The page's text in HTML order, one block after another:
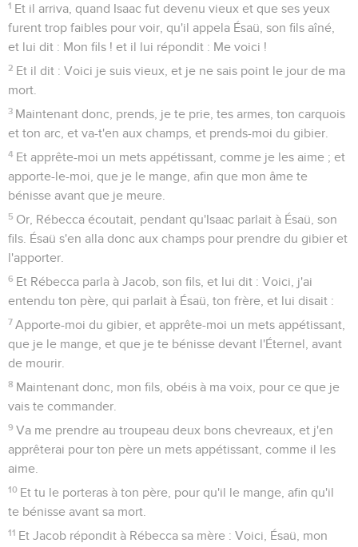
1 Et il arriva, quand Isaac fut devenu vieux et que ses yeux
furent trop faibles pour voir, qu'il appela Ésaü, son fils aîné,
et lui dit : Mon fils ! et il lui répondit : Me voici !
2 Et il dit : Voici je suis vieux, et je ne sais point le jour de ma
mort.
3 Maintenant donc, prends, je te prie, tes armes, ton carquois
et ton arc, et va-t'en aux champs, et prends-moi du gibier.
4 Et apprête-moi un mets appétissant, comme je les aime ; et
apporte-le-moi, que je le mange, afin que mon âme te
bénisse avant que je meure.
5 Or, Rébecca écoutait, pendant qu'Isaac parlait à Ésaü, son
fils. Ésaü s'en alla donc aux champs pour prendre du gibier et
l'apporter.
6 Et Rébecca parla à Jacob, son fils, et lui dit : Voici, j'ai
entendu ton père, qui parlait à Ésaü, ton frère, et lui disait :
7 Apporte-moi du gibier, et apprête-moi un mets appétissant,
que je le mange, et que je te bénisse devant l'Éternel, avant
de mourir.
8 Maintenant donc, mon fils, obéis à ma voix, pour ce que je
vais te commander.
9 Va me prendre au troupeau deux bons chevreaux, et j'en
apprêterai pour ton père un mets appétissant, comme il les
aime.
10 Et tu le porteras à ton père, pour qu'il le mange, afin qu'il
te bénisse avant sa mort.
11 Et Jacob répondit à Rébecca sa mère : Voici, Ésaü, mon